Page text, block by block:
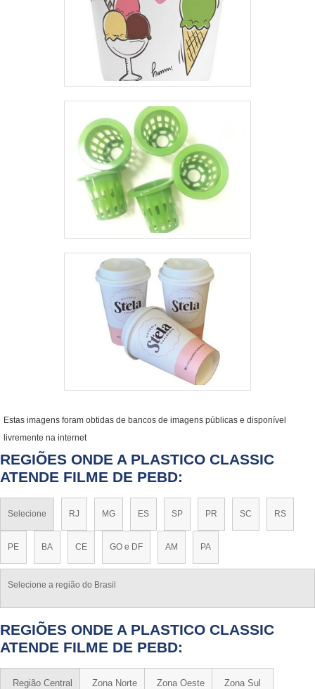
Estas imagens foram obtidas de bancos de imagens públicas e disponível
livremente na internet
REGIÕES ONDE A PLASTICO CLASSIC
ATENDE FILME DE PEBD:
Selecione RJ MG ES SP PR SC RS
PE BA CE GO e DF AM PA
Selecione a região do Brasil
REGIÕES ONDE A PLASTICO CLASSIC
ATENDE FILME DE PEBD:
Região Central Zona Norte Zona Oeste Zona Sul